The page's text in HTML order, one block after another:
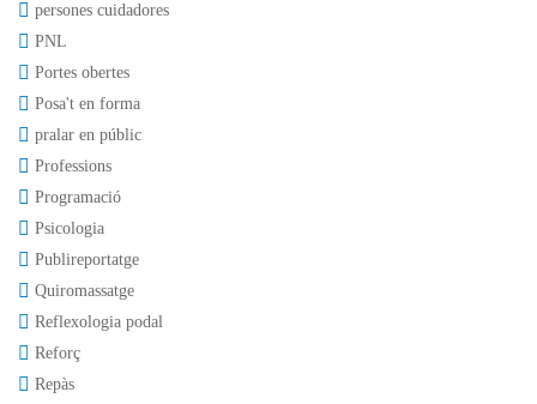
persones cuidadores
PNL
Portes obertes
Posa't en forma
pralar en públic
Professions
Programació
Psicologia
Publireportatge
Quiromassatge
Reflexologia podal
Reforç
Repàs